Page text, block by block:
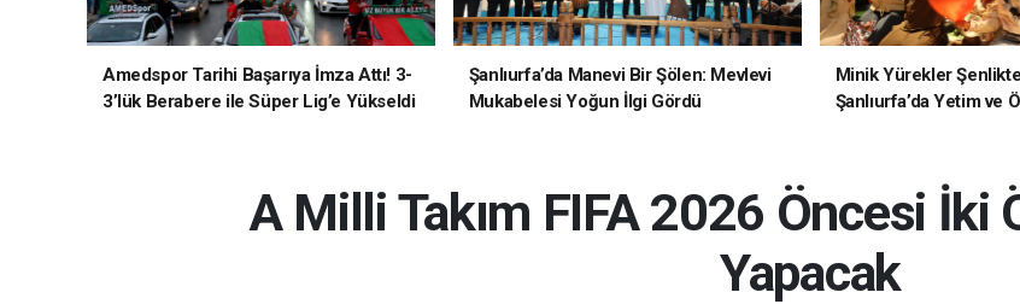
Amedspor Tarihi Başarıya İmza Attı! 3-
3’lük Berabere ile Süper Lig’e Yükseldi
Şanlıurfa’da Manevi Bir Şölen: Mevlevi
Mukabelesi Yoğun İlgi Gördü
Minik Yürekler
Şanlıurfa’da Yetim ve
A Milli Takım FIFA 2026 Öncesi İki
Yapacak